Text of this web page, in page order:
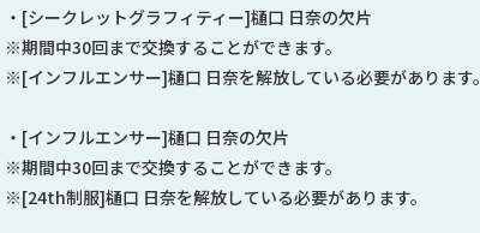
・[シークレットグラフィティー]樋口 日奈の欠片
※期間中30回まで交換することができます。
※[インフルエンサー]樋口 日奈を解放している必要があります。
・[インフルエンサー]樋口 日奈の欠片
※期間中30回まで交換することができます。
※[24th制服]樋口 日奈を解放している必要があります。